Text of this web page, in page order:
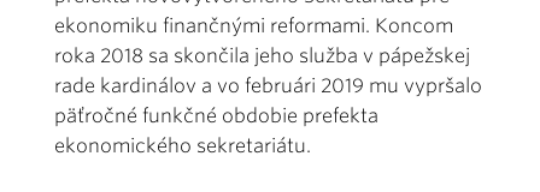
ekonomiku finančnými reformami. Koncom
roka 2018 sa skončila jeho služba v pápežskej
rade kardinálov a vo februári 2019 mu vypršalo
päťročné funkčné obdobie prefekta
ekonomického sekretariátu.